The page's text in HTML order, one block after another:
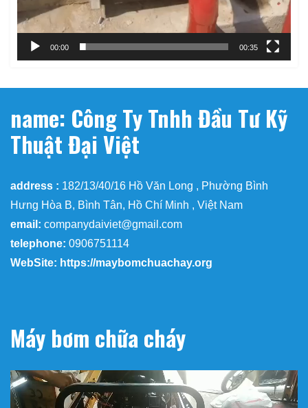
00:00 00:35
name: Công Ty Tnhh Đầu Tư Kỹ
Thuật Đại Việt
address : 182/13/40/16 Hồ Văn Long , Phường Bình
Hưng Hòa B, Bình Tân, Hồ Chí Minh , Việt Nam
email: companydaiviet@gmail.com
telephone: 0906751114
WebSite: https://maybomchuachay.org
Máy bơm chữa cháy
Trình
chơi